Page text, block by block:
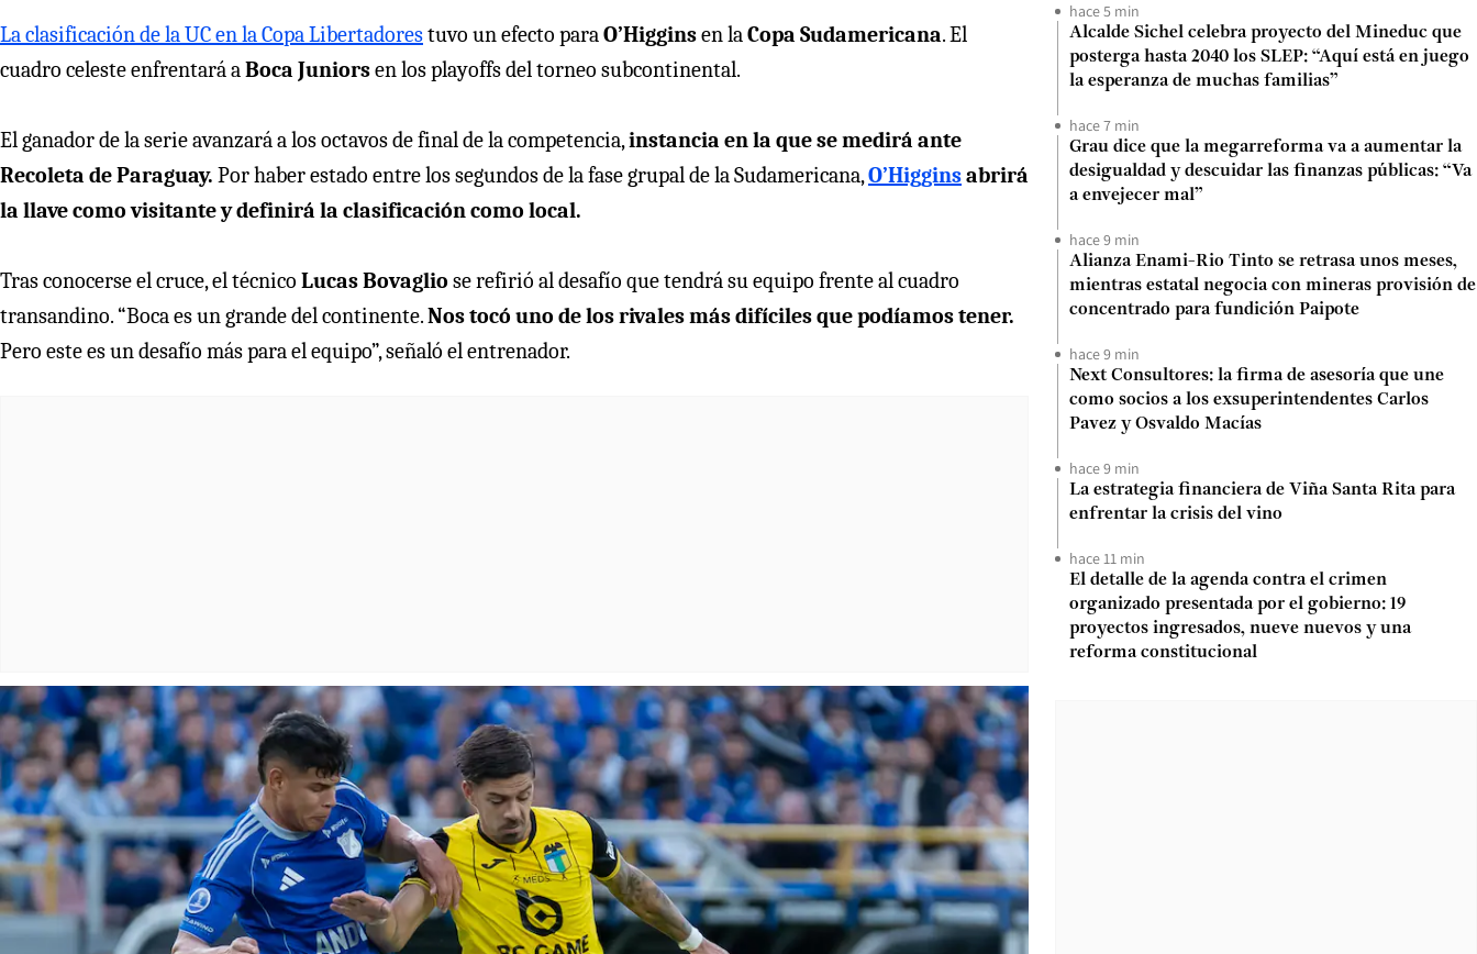
La clasificación de la UC en la Copa Libertadorestuvo un efecto paraO’Higginsen laCopa Sudamericana. El
cuadro celeste enfrentará aBoca Juniorsen los playoffs del torneo subcontinental.
El ganador de la serie avanzará a los octavos de final de la competencia,instancia en la que se medirá ante
Recoleta de Paraguay. Por haber estado entre los segundos de la fase grupal de la Sudamericana,O’Higginsabrirá
la llave como visitante y definirá la clasificación como local.
Tras conocerse el cruce, el técnico Lucas Bovaglio se refirió al desafío que tendrá su equipo frente al cuadro
transandino. “Boca es un grande del continente.Nos tocó uno de los rivales más difíciles que podíamos tener.
Pero este es un desafío más para el equipo”, señaló el entrenador.
hace 5 min
Alcalde Sichel celebra proyecto del Mineduc que
posterga hasta 2040 los SLEP: “Aquí está en juego
la esperanza de muchas familias”
hace 7 min
Grau dice que la megarreforma va a aumentar la
desigualdad y descuidar las finanzas públicas: “Va
a envejecer mal”
hace 9 min
Alianza Enami-Rio Tinto se retrasa unos meses,
mientras estatal negocia con mineras provisión de
concentrado para fundición Paipote
hace 9 min
Next Consultores: la firma de asesoría que une
como socios a los exsuperintendentes Carlos
Pavez y Osvaldo Macías
hace 9 min
La estrategia financiera de Viña Santa Rita para
enfrentar la crisis del vino
hace 11 min
El detalle de la agenda contra el crimen
organizado presentada por el gobierno: 19
proyectos ingresados, nueve nuevos y una
reforma constitucional